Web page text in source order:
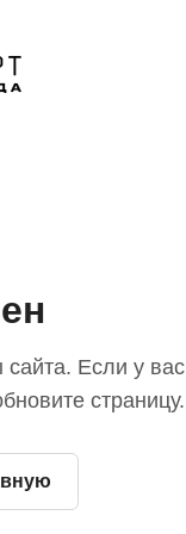
Если у вас
страницу.